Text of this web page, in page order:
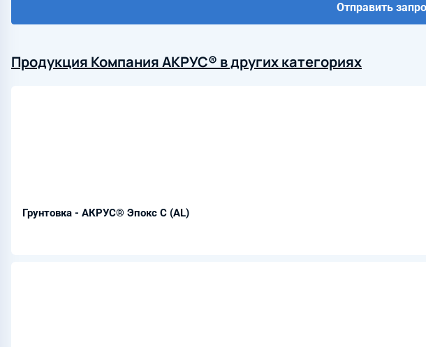
Отправить
Продукция Компания АКРУС® в других категориях
Грунтовка - АКРУС® Эпокс С (AL)